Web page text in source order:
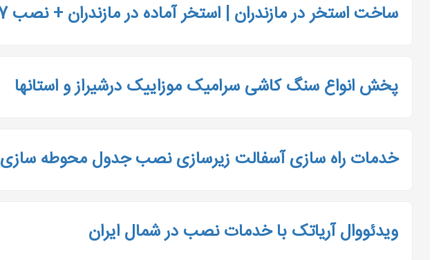
ساخت استخر در مازندران | استخر آماده در مازندران + نصب 7 روزه
پخش انواع سنگ کاشی سرامیک موزاییک درشیراز و استانها
خدمات راه سازی آسفالت زیرسازی نصب جدول محوطه سازی
ویدئووال آریاتک با خدمات نصب در شمال ایران